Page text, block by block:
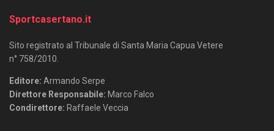
Sportcasertano.it
Sito registrato al Tribunale di Santa Maria Capua Vetere
n° 758/2010.
Editore: Armando Serpe
Direttore Responsabile: Marco Falco
Condirettore: Raffaele Veccia